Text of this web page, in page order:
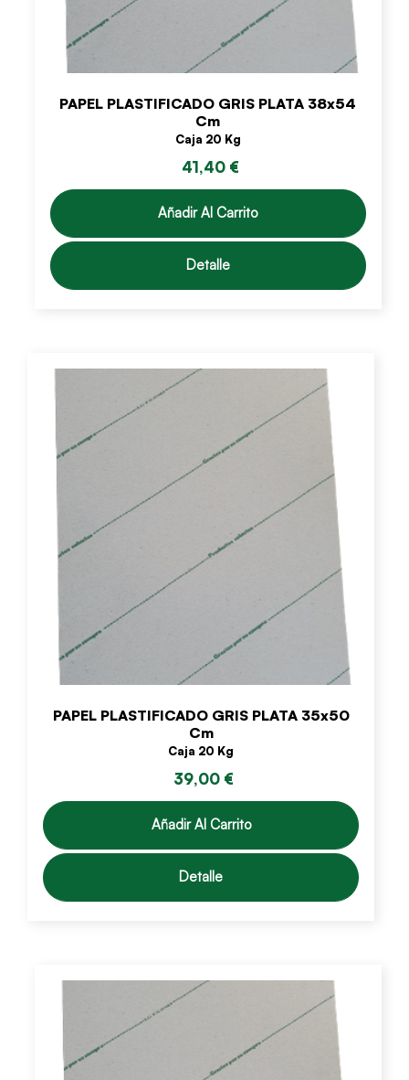
PAPEL PLASTIFICADO GRIS PLATA 38x54
Cm
Caja 20 Kg
41,40 €
Añadir Al Carrito
Detalle
PAPEL PLASTIFICADO GRIS PLATA 35x50
Cm
Caja 20 Kg
39,00 €
Añadir Al Carrito
Detalle